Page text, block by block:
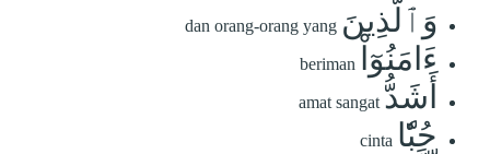
وَٱلَّذِينَ dan orang-orang yang
ءَامَنُوٓاْ beriman
أَشَدُّ amat sangat
حُبّٗا cinta